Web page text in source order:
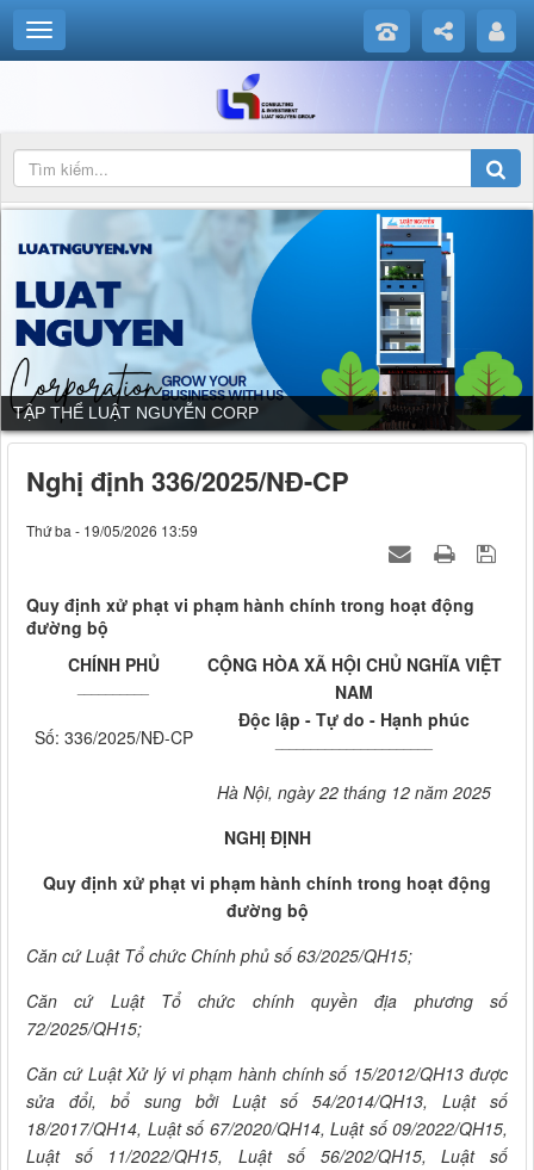
DỊCH VỤ CỦA LUẬT NGUYỄN CORP
Nghị định 336/2025/NĐ-CP
Thứ ba - 19/05/2026 13:59
Quy định xử phạt vi phạm hành chính trong hoạt động
đường bộ
CHÍNH PHỦ
Số: 336/2025/NĐ-CP
CỘNG HÒA XÃ HỘI CHỦ NGHĨA VIỆT
NAM
Độc lập - Tự do - Hạnh phúc
Hà Nội, ngày 22 tháng 12 năm 2025
NGHỊ ĐỊNH
Quy định xử phạt vi phạm hành chính trong hoạt động
đường bộ
Căn cứ Luật Tổ chức Chính phủ số 63/2025/QH15;
Căn cứ Luật Tổ chức chính quyền địa phương số
72/2025/QH15;
Căn cứ Luật Xử lý vi phạm hành chính số 15/2012/QH13 được
sửa đổi, bổ sung bởi Luật số 54/2014/QH13, Luật số
18/2017/QH14, Luật số 67/2020/QH14, Luật số 09/2022/QH15,
Luật số 11/2022/QH15, Luật số 56/202/QH15, Luật số